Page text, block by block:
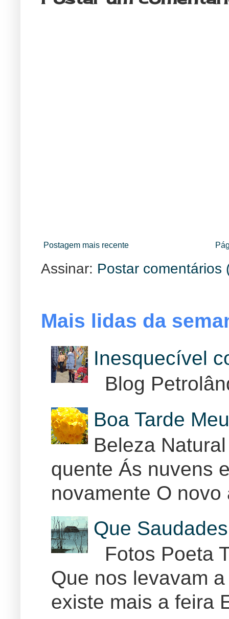
Postagem mais recente
Assinar: Postar comentários
Mais lidas da
Inesquecível
Blog
Boa Tarde
Beleza
quente Ás nuvens
novamente O
Que
Fotos Poeta
Que nos levavam
existe mais a feira